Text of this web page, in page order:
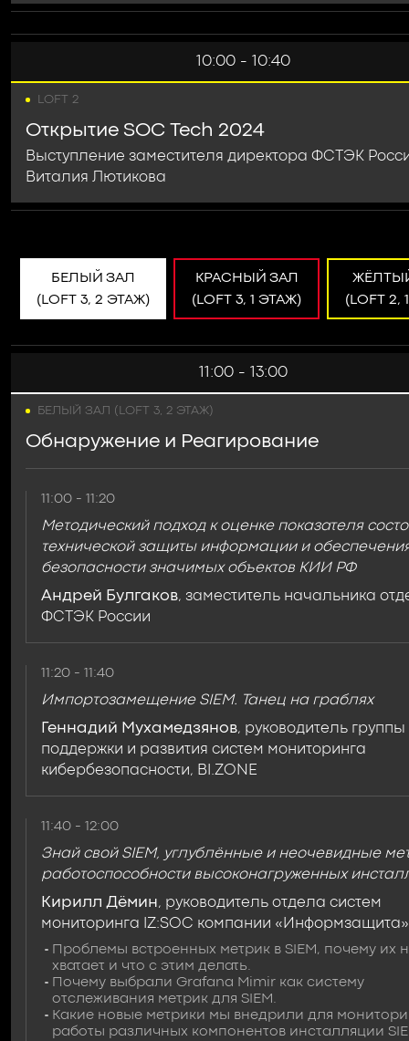
10:00 - 10:40
LOFT 2
Открытие SOC Tech 2024
Выступление заместителя директора ФСТЭК
Виталия Лютикова
БЕЛЫЙ ЗАЛ
(LOFT 3, 2 ЭТАЖ)
КРАСНЫЙ ЗАЛ
(LOFT 3, 1 ЭТАЖ)
(LOFT 2,
11:00 - 13:00
БЕЛЫЙ ЗАЛ (LOFT 3, 2 ЭТАЖ)
Обнаружение и Реагирование
11:00 - 11:20
Методический подход к оценке показателя
технической защиты информации и
безопасности значимых объектов КИИ РФ
Андрей Булгаков, заместитель начальника
ФСТЭК России
11:20 - 11:40
Импортозамещение SIEM. Танец на граблях
Геннадий Мухамедзянов, руководитель группы
поддержки и развития систем мониторинга
кибербезопасности, BI.ZONE
11:40 - 12:00
Знай свой SIEM, углублённые и неочевидные
работоспособности высоконагруженных
Кирилл Дёмин, руководитель отдела систем
мониторинга IZ:SOC компании «Информзащита»
Проблемы встроенных метрик в SIEM, почему их
хватает и что с этим делать.
Почему выбрали Grafana Mimir как систему
отслеживания метрик для SIEM.
Какие новые метрики мы внедрили для
работы различных компонентов инсталляции